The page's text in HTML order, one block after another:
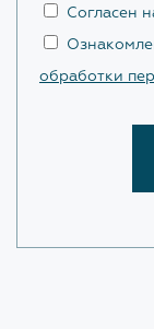
Согласен
обработки